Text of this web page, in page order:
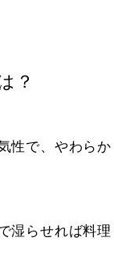
？
性で、やわらか
湿らせれば料理